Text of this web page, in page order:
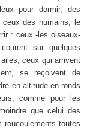
pour dormir, des
des humains, le
: ceux -les oiseaux-
sur quelques
ceux qui arrivent
se reçoivent de
en altitude en ronds
comme pour les
que celui des
toutes